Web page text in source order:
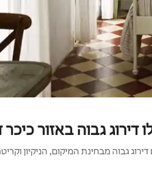
גבוה באזור
גבוה מבחינת המיקום, הניקיון